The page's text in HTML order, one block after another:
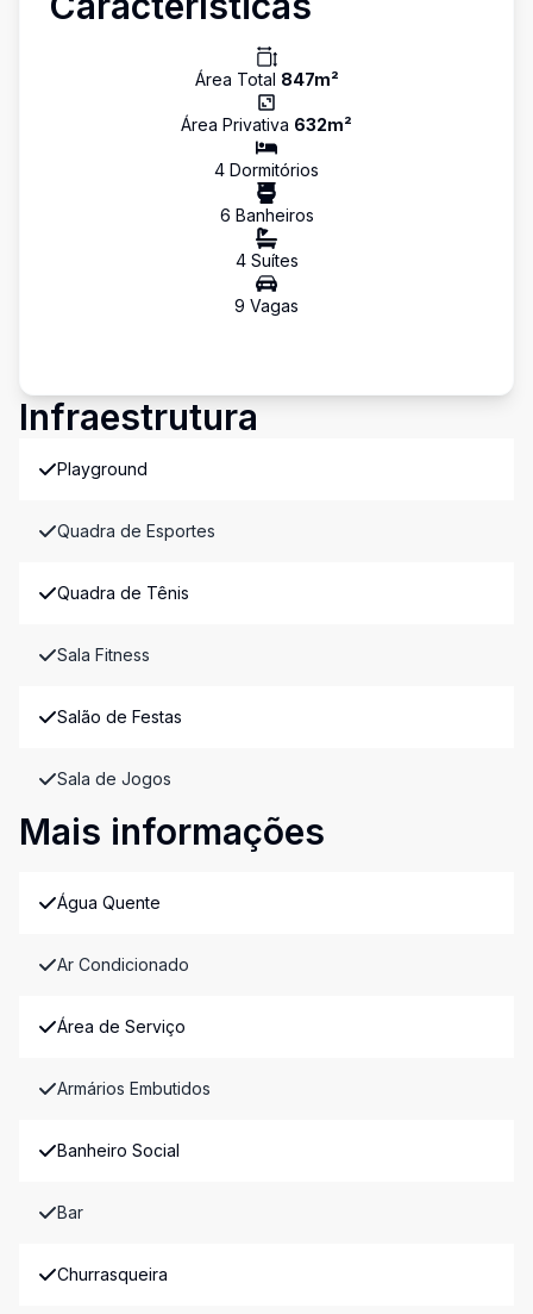
Área Total 847m²
Área Privativa 632m²
4 Dormitórios
6 Banheiros
4Suítes
9 Vagas
Infraestrutura
Playground
Quadra de Esportes
Quadra de Tênis
Sala Fitness
Salão de Festas
Sala de Jogos
Mais informações
Água Quente
Ar Condicionado
Área de Serviço
Armários Embutidos
Banheiro Social
Bar
Churrasqueira